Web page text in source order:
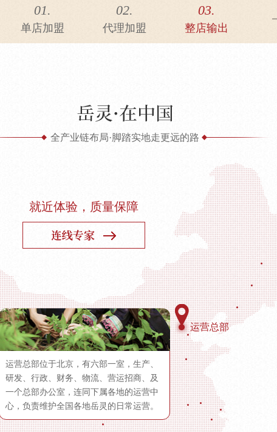
01.
单店加盟
02.
代理加盟
03.
整店输出
全产业链布局·脚踏实地走更远的路
就近体验，质量保障
运营总部
运营总部位于北京，有六部一室，生产、
研发、行政、财务、物流、营运招商、及
一个总部办公室，连同下属各地的运营中
心，负责维护全国各地岳灵的日常运营。